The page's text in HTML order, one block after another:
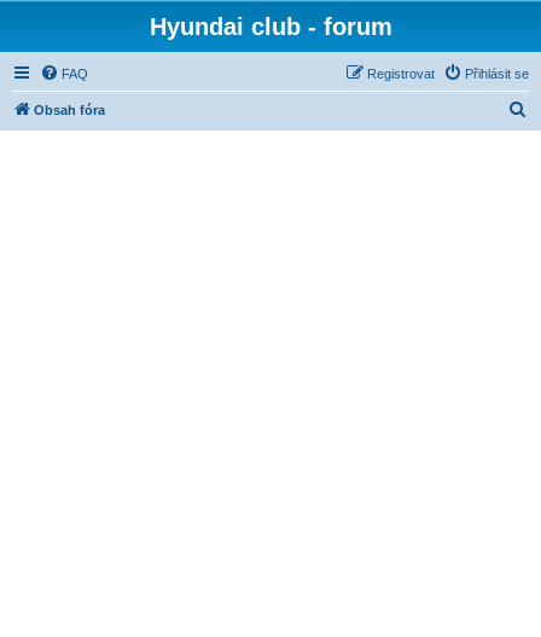
Hyundai club - forum
FAQ Přihlásit se
Registrovat
Obsah fóra